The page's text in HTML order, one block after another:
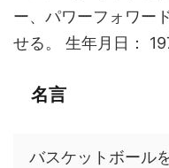
ー、パワーフォワー
せる。 生年月日：
名言
バスケットボール